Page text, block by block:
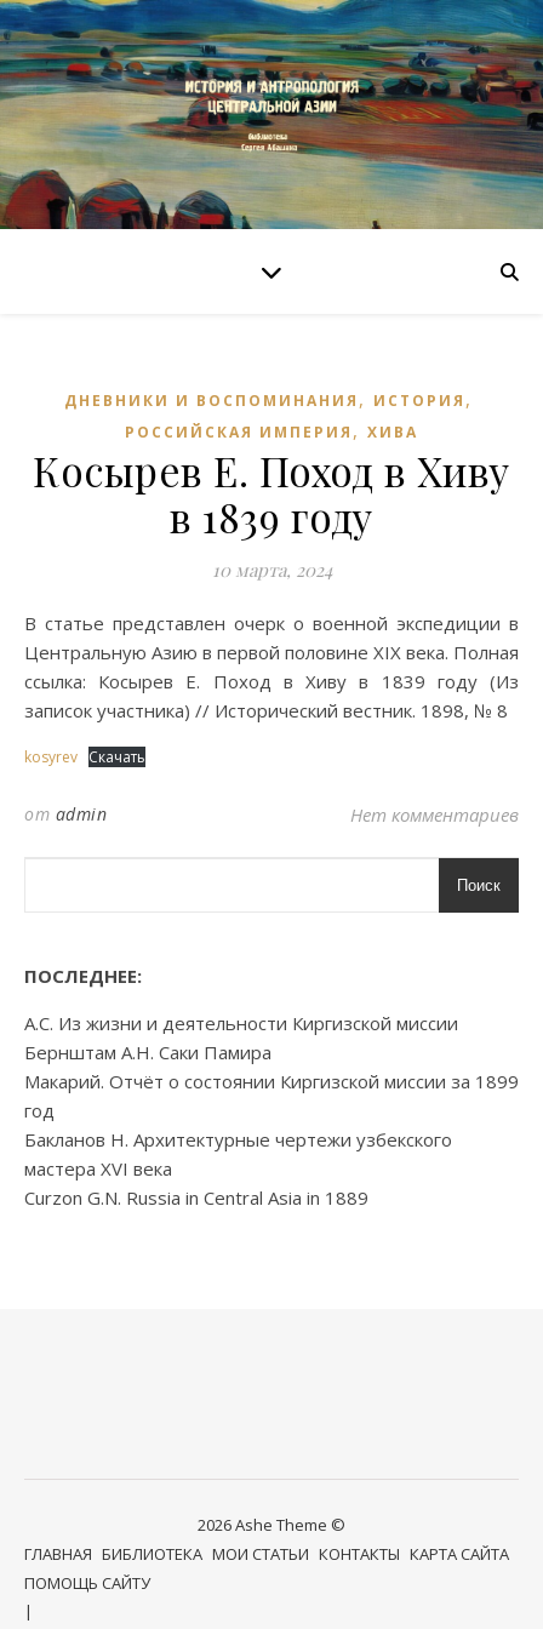
ДНЕВНИКИ И ВОСПОМИНАНИЯ , ИСТОРИЯ ,
РОССИЙСКАЯ ИМПЕРИЯ , ХИВА
Косырев Е. Поход в Хиву
в 1839 году
10 марта, 2024
В статье представлен очерк о военной экспедиции в
Центральную Азию в первой половине XIX века. Полная
ссылка: Косырев Е. Поход в Хиву в 1839 году (Из
записок участника) // Исторический вестник. 1898, № 8
kosyrev Скачать
от admin Нет комментариев
Поиск
ПОСЛЕДНЕЕ:
А.С. Из жизни и деятельности Киргизской миссии
Бернштам А.Н. Саки Памира
Макарий. Отчёт о состоянии Киргизской миссии за 1899
год
Бакланов Н. Архитектурные чертежи узбекского
мастера XVI века
Curzon G.N. Russia in Central Asia in 1889
2026 Ashe Theme ©
ГЛАВНАЯ БИБЛИОТЕКА МОИ СТАТЬИ КОНТАКТЫ КАРТА САЙТА
ПОМОЩЬ САЙТУ